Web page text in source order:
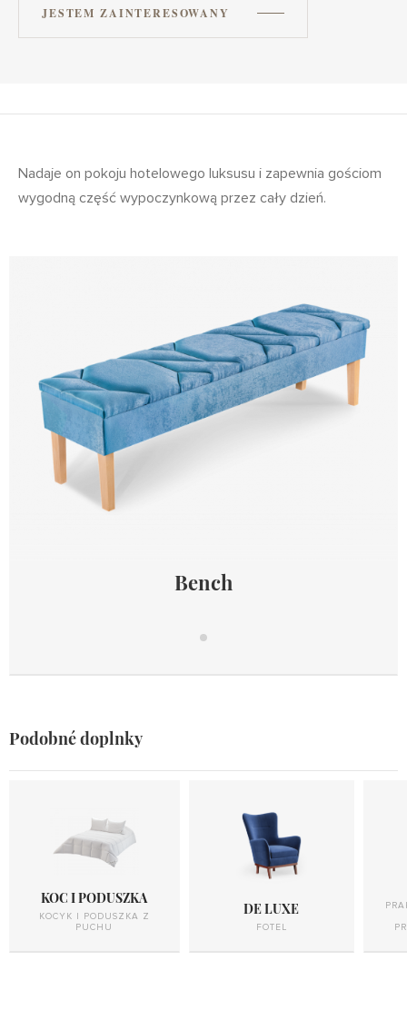
JESTEM ZAINTERESOWANY
Nadaje on pokoju hotelowego luksusu i zapewnia gościom
wygodną część wypoczynkową przez cały dzień.
Bench
Bench
Podobné doplnky
KOC I PODUSZKA
KOCYK I PODUSZKA Z
PUCHU
DE LUXE
FOTEL